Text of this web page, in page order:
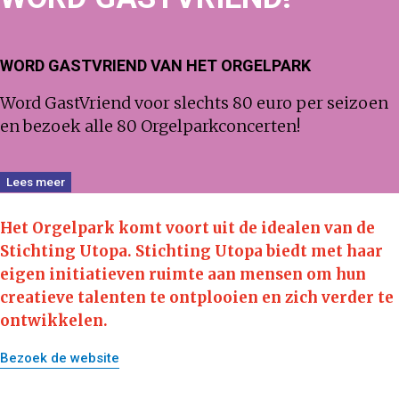
WORD GASTVRIEND VAN HET ORGELPARK
Word GastVriend voor slechts 80 euro per seizoen
en bezoek alle 80 Orgelparkconcerten!
Lees meer
Het Orgelpark komt voort uit de idealen van de
Stichting Utopa. Stichting Utopa biedt met haar
eigen initiatieven ruimte aan mensen om hun
creatieve talenten te ontplooien en zich verder te
ontwikkelen.
Bezoek de website